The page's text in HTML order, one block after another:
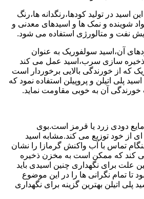
در تولید کودها،رنگدانه ها،رنگ
شوینده و نمک ها و اسیدهای معدنی و
نفت و متالورژی استفاده می شود.
آن،اسید سولفوریک به عنوان
ذخیره سازی سرب،اسید عمل می کند
که از خورندگی بالایی برخوردار است
پلی اتیلن و پروپیلن استفاده نمود که
خورندگی آن به خوبی مقاومت نماید.
مایع دودی زرد یا قرمز است.بوی
از خود توزیع می کند.مشابه اسید
تماس با آب واکنش گرمازا را نشان
کند که ممکن است به مخزن ذخیره
علت برای نگهداری چنین اسیدی باید
تمام نگرانی ها را در این موضوع
اتیلن بهترین گزینه برای نگهداری